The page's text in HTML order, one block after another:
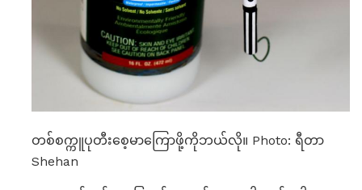
တစ်စက္ကူပုတီးစေ့မာကြောဖို့ကိုဘယ်လို။ Photo: ရီတာ
Shehan